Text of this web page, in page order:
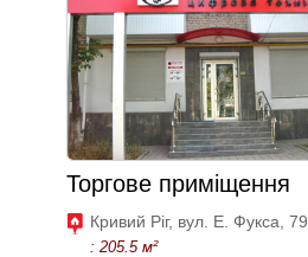
Торгове приміщення
Кривий Ріг, вул. Е. Фукса, 79
: 205.5 м²